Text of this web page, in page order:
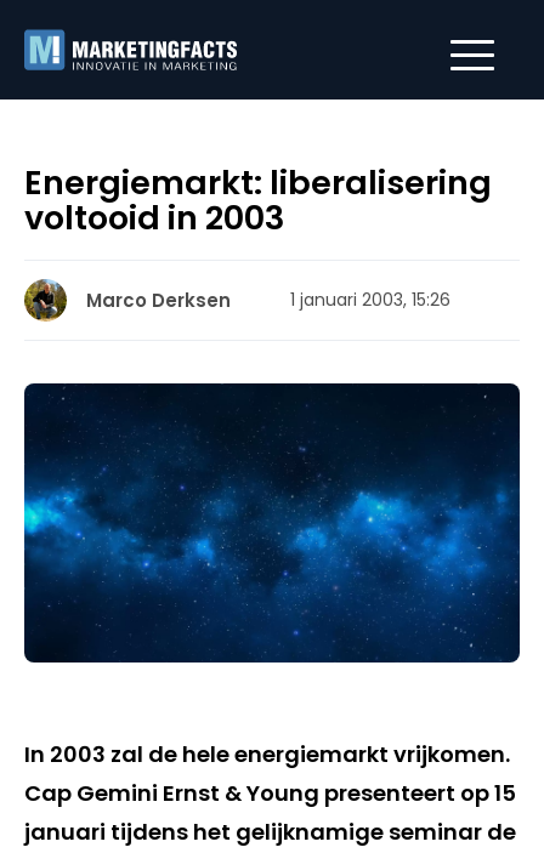
Energiemarkt: liberalisering
voltooid in 2003
Marco Derksen 1 januari 2003, 15:26
In 2003 zal de hele energiemarkt vrijkomen.
Cap Gemini Ernst & Young presenteert op 15
januari tijdens het gelijknamige seminar de